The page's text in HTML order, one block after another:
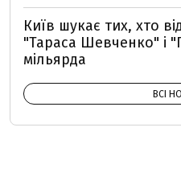
Київ шукає тих, хто
"Тараса Шевченко" і
мільярда
ВСІ